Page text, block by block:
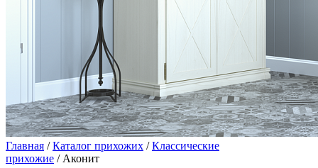
Главная /Каталог прихожих /Классические
прихожие / Аконит